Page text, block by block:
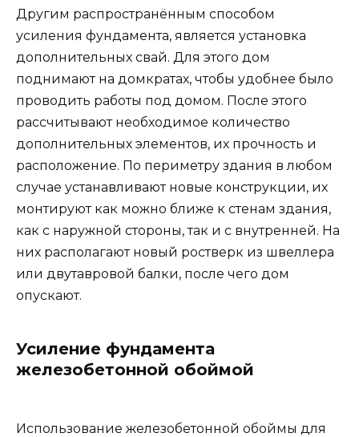
Другим распространённым способом
усиления фундамента, является установка
дополнительных свай. Для этого дом
поднимают на домкратах, чтобы удобнее было
проводить работы под домом. После этого
рассчитывают необходимое количество
дополнительных элементов, их прочность и
расположение. По периметру здания в любом
случае устанавливают новые конструкции, их
монтируют как можно ближе к стенам здания,
как с наружной стороны, так и с внутренней. На
них располагают новый ростверк из швеллера
или двутавровой балки, после чего дом
опускают.
Усиление фундамента
железобетонной обоймой
Использование железобетонной обоймы для